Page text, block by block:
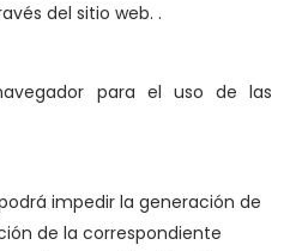
del sitio web. .
para el uso de las
impedir la generación de
de la correspondiente